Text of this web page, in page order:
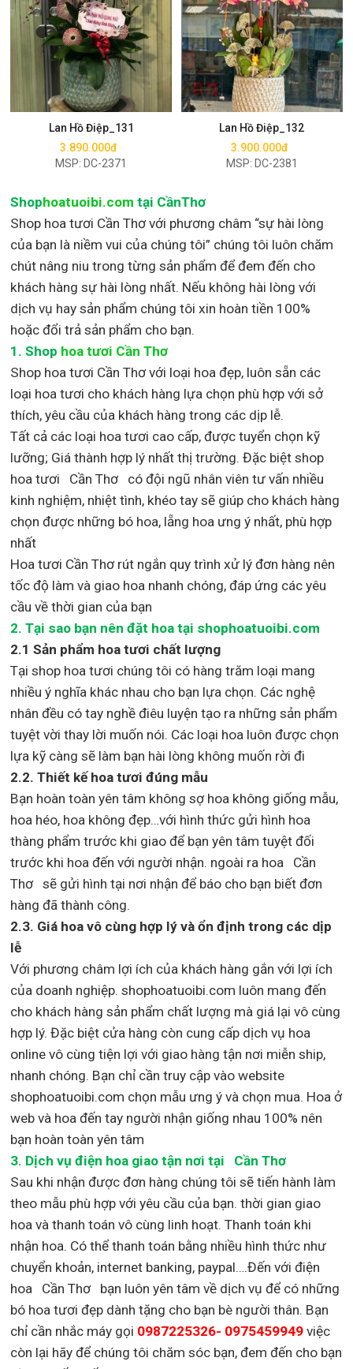
Lan Hồ Điệp_131
3.890.000đ
MSP: DC-2371
Mua ngay
Lan Hồ Điệp_132
3.900.000đ
MSP: DC-2381
Mua ngay
Shophoatuoibi.com tại CầnThơ
Shop hoa tươi Cần Thơ với phương châm “sự hài lòng
của bạn là niềm vui của chúng tôi” chúng tôi luôn chăm
chút nâng niu trong từng sản phẩm để đem đến cho
khách hàng sự hài lòng nhất. Nếu không hài lòng với
dịch vụ hay sản phẩm chúng tôi xin hoàn tiền 100%
hoặc đổi trả sản phẩm cho bạn.
1.Shop hoa tươi Cần Thơ
Shop hoa tươi Cần Thơ với loại hoa đẹp, luôn sẵn các
loại hoa tươi cho khách hàng lựa chọn phù hợp với sở
thích, yêu cầu của khách hàng trong các dịp lễ.
Tất cả các loại hoa tươi cao cấp, được tuyển chọn kỹ
lưỡng; Giá thành hợp lý nhất thị trường. Đặc biệt shop
hoa tươi Cần Thơ có đội ngũ nhân viên tư vấn nhiều
kinh nghiệm, nhiệt tình, khéo tay sẽ giúp cho khách hàng
chọn được những bó hoa, lẵng hoa ưng ý nhất, phù hợp
nhất
Hoa tươi Cần Thơ rút ngắn quy trình xử lý đơn hàng nên
tốc độ làm và giao hoa nhanh chóng, đáp ứng các yêu
cầu về thời gian của bạn
2. Tại sao bạn nên đặt hoa tại shophoatuoibi.com
2.1 Sản phẩm hoa tươi chất lượng
Tại shop hoa tươi chúng tôi có hàng trăm loại mang
nhiều ý nghĩa khác nhau cho bạn lựa chọn. Các nghệ
nhân đều có tay nghề điêu luyện tạo ra những sản phẩm
tuyệt vời thay lời muốn nói. Các loại hoa luôn được chọn
lựa kỹ càng sẽ làm bạn hài lòng không muốn rời đi
2.2. Thiết kế hoa tươi đúng mẫu
Bạn hoàn toàn yên tâm không sợ hoa không giống mẫu,
hoa héo, hoa không đẹp…với hình thức gửi hình hoa
thàng phẩm trước khi giao để bạn yên tâm tuyệt đối
trước khi hoa đến với người nhận. ngoài ra hoa Cần
Thơ sẽ gửi hình tại nơi nhận để báo cho bạn biết đơn
hàng đã thành công.
2.3. Giá hoa vô cùng hợp lý và ổn định trong các dịp
lễ
Với phương châm lợi ích của khách hàng gắn với lợi ích
của doanh nghiệp. shophoatuoibi.com luôn mang đến
cho khách hàng sản phẩm chất lượng mà giá lại vô cùng
hợp lý. Đặc biệt cửa hàng còn cung cấp dịch vụ hoa
online vô cùng tiện lợi với giao hàng tận nơi miễn ship,
nhanh chóng. Bạn chỉ cần truy cập vào website
shophoatuoibi.com chọn mẫu ưng ý và chọn mua. Hoa ở
web và hoa đến tay người nhận giống nhau 100% nên
bạn hoàn toàn yên tâm
3. Dịch vụ điện hoa giao tận nơi tại Cần Thơ
Sau khi nhận được đơn hàng chúng tôi sẽ tiến hành làm
theo mẫu phù hợp với yêu cầu của bạn. thời gian giao
hoa và thanh toán vô cùng linh hoạt. Thanh toán khi
nhận hoa. Có thể thanh toán bằng nhiều hình thức như
chuyển khoản, internet banking, paypal….Đến với điện
hoa Cần Thơ bạn luôn yên tâm về dịch vụ để có những
bó hoa tươi đẹp dành tặng cho bạn bè người thân. Bạn
chỉ cần nhắc máy gọi 0987225326- 0975459949việc
còn lại hãy để chúng tôi chăm sóc bạn, đem đến cho bạn